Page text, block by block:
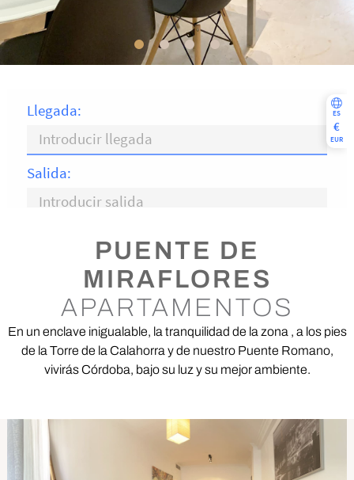
PUENTE DE
MIRAFLORES
APARTAMENTOS
En un enclave inigualable, la tranquilidad de la zona , a los pies
de la Torre de la Calahorra y de nuestro Puente Romano,
vivirás Córdoba, bajo su luz y su mejor ambiente.